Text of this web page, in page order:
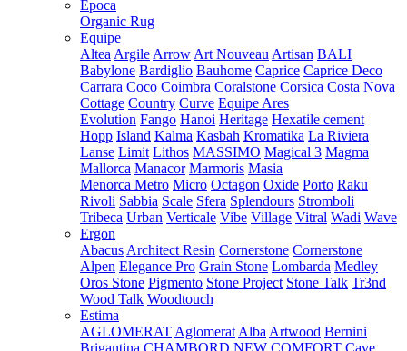
Epoca
Organic Rug
Equipe
Altea Argile Arrow Art Nouveau Artisan BALI
Babylone Bardiglio Bauhome Caprice Caprice Deco
Carrara Coco Coimbra Coralstone Corsica Costa Nova
Cottage Country Curve Equipe Ares
Evolution Fango Hanoi Heritage Hexatile cement
Hopp Island Kalma Kasbah Kromatika La Riviera
Lanse Limit Lithos MASSIMO Magical 3 Magma
Mallorca Manacor Marmoris Masia
Menorca Metro Micro Octagon Oxide Porto Raku
Rivoli Sabbia Scale Sfera Splendours Stromboli
Tribeca Urban Verticale Vibe Village Vitral Wadi Wave
Ergon
Abacus Architect Resin Cornerstone Cornerstone
Alpen Elegance Pro Grain Stone Lombarda Medley
Oros Stone Pigmento Stone Project Stone Talk Tr3nd
Wood Talk Woodtouch
Estima
AGLOMERAT Aglomerat Alba Artwood Bernini